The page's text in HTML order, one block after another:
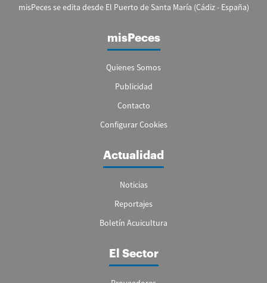
misPeces se edita desde El Puerto de Santa María (Cádiz - España)
misPeces
Quienes Somos
Publicidad
Contacto
Configurar Cookies
Actualidad
Noticias
Reportajes
Boletín Acuicultura
El Sector